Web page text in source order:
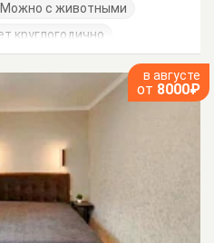
Можно с животными
круглогодично
в августе
от 8000₽